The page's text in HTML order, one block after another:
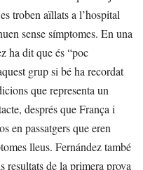
troben aïllats a l’hospital
sense símptomes. En una
ha dit que és “poc
grup si bé ha recordat
que representa un
després que França i
en passatgers que eren
lleus. Fernández també
resultats de la primera prova